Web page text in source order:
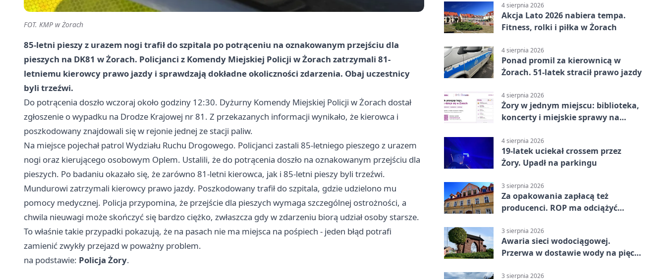
FOT. KMP w Żorach
85-letni pieszy z urazem nogi trafił do szpitala po potrąceniu na oznakowanym przejściu dla
pieszych na DK81 w Żorach. Policjanci z Komendy Miejskiej Policji w Żorach zatrzymali 81-
letniemu kierowcy prawo jazdy i sprawdzają dokładne okoliczności zdarzenia. Obaj uczestnicy
byli trzeźwi.
Do potrącenia doszło wczoraj około godziny 12:30. Dyżurny Komendy Miejskiej Policji w Żorach dostał
zgłoszenie o wypadku na Drodze Krajowej nr 81. Z przekazanych informacji wynikało, że kierowca i
poszkodowany znajdowali się w rejonie jednej ze stacji paliw.
Na miejsce pojechał patrol Wydziału Ruchu Drogowego. Policjanci zastali 85-letniego pieszego z urazem
nogi oraz kierującego osobowym Oplem. Ustalili, że do potrącenia doszło na oznakowanym przejściu dla
pieszych. Po badaniu okazało się, że zarówno 81-letni kierowca, jak i 85-letni pieszy byli trzeźwi.
Mundurowi zatrzymali kierowcy prawo jazdy. Poszkodowany trafił do szpitala, gdzie udzielono mu
pomocy medycznej. Policja przypomina, że przejście dla pieszych wymaga szczególnej ostrożności, a
chwila nieuwagi może skończyć się bardzo ciężko, zwłaszcza gdy w zdarzeniu biorą udział osoby starsze.
To właśnie takie przypadki pokazują, że na pasach nie ma miejsca na pośpiech - jeden błąd potrafi
zamienić zwykły przejazd w poważny problem.
na podstawie: Policja Żory.
4 sierpnia 2026
Akcja Lato 2026 nabiera tempa.
Fitness, rolki i piłka w Żorach
4 sierpnia 2026
Ponad promil za kierownicą w
Żorach. 51-latek stracił prawo jazdy
4 sierpnia 2026
Żory w jednym miejscu: biblioteka,
koncerty i miejskie sprawy na
4 sierpnia 2026
19-latek uciekał crossem przez
Żory. Upadł na parkingu
3 sierpnia 2026
Za opakowania zapłacą też
producenci. ROP ma odciążyć
3 sierpnia 2026
Awaria sieci wodociągowej.
Przerwa w dostawie wody na pięciu
3 sierpnia 2026